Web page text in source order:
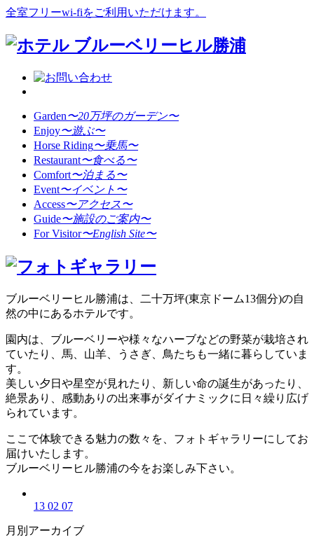
全室フリーwi-fiをご利用いただけます。
Garden〜20万坪のガーデン〜
Enjoy〜遊ぶ〜
Horse Riding〜乗馬〜
Restaurant〜食べる〜
Comfort〜泊まる〜
Event〜イベント〜
Access〜アクセス〜
Guide〜施設のご案内〜
For Visitor〜English Site〜
ブルーベリーヒル勝浦は、二十万坪(東京ドーム13個分)の自
然の中にあるホテルです。
園内は、ブルーベリーや様々なハーブなどの野菜が栽培され
ていたり、馬、山羊、うさぎ、鳥たちも一緒に暮らしていま
す。
美しい夕日や星空が見れたり、新しい命の誕生があったり、
絶景あり、感動ありの出来事がダイナミックに日々繰り広げ
られています。
ここで体験できる魅力の数々を、フォトギャラリーにしてお
届けいたします。
ブルーベリーヒル勝浦の今をお楽しみ下さい。
13 02 07
月別アーカイブ